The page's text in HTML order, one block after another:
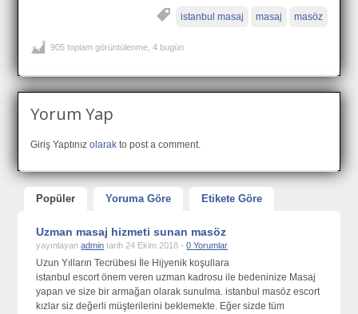
istanbul masaj masaj masöz
905 toplam görüntülenme, 4 bugün
Yorum Yap
Giriş Yaptınızolarak to post a comment.
Popüler Yoruma Göre Etikete Göre
Uzman masaj hizmeti sunan masöz
yayınlayanadmin tarih 24 Ekim 2018 -0 Yorumlar
Uzun Yılların Tecrübesi İle Hijyenik koşullara
istanbul escort önem veren uzman kadrosu ile bedeninize Masaj
yapan ve size bir armağan olarak sunulma. istanbul masöz escort
kızlar siz değerli müşterilerini beklemekte. Eğer sizde tüm